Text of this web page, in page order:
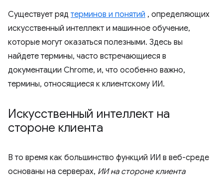
Существует ряд терминов и понятий , определяющих
искусственный интеллект и машинное обучение,
которые могут оказаться полезными. Здесь вы
найдете термины, часто встречающиеся в
документации Chrome, и, что особенно важно,
термины, относящиеся к клиентскому ИИ.
Искусственный интеллект на
стороне клиента
В то время как большинство функций ИИ в веб-среде
основаны на серверах, ИИ на стороне клиента